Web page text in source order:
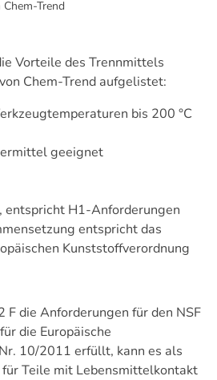
Trend
Vorteile des Trennmittels
Chem-Trend aufgelistet:
bis 200 °C
geeignet
entspricht H1-Anforderungen
entspricht das
Kunststoffverordnung
die Anforderungen für den NSF
die Europäische
10/2011 erfüllt, kann es als
Teile mit Lebensmittelkontakt